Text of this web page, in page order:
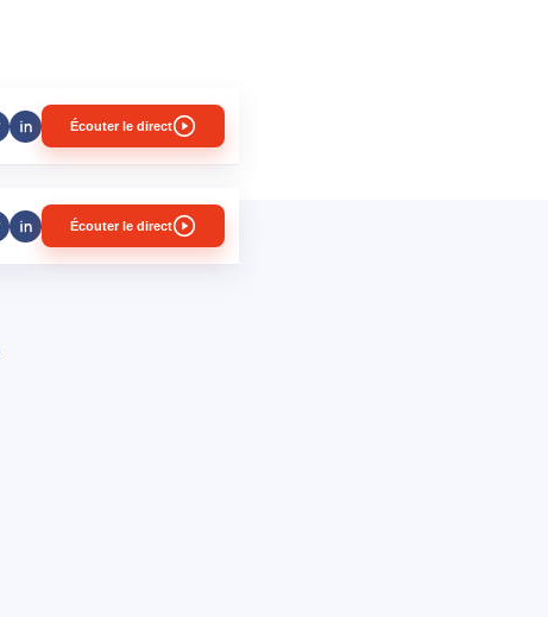
Écouter le direct
Écouter le direct